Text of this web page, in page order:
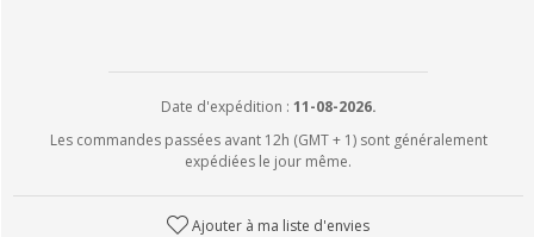
Date d'expédition : 11-08-2026.
Les commandes passées avant 12h (GMT + 1) sont généralement
expédiées le jour même.
Ajouter à ma liste d'envies